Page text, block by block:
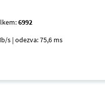
6992
s | odezva: 75,6 ms